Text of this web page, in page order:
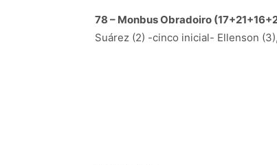
78 – Monbus Obradoiro
Suárez (2) -cinco inicial- Ellenson